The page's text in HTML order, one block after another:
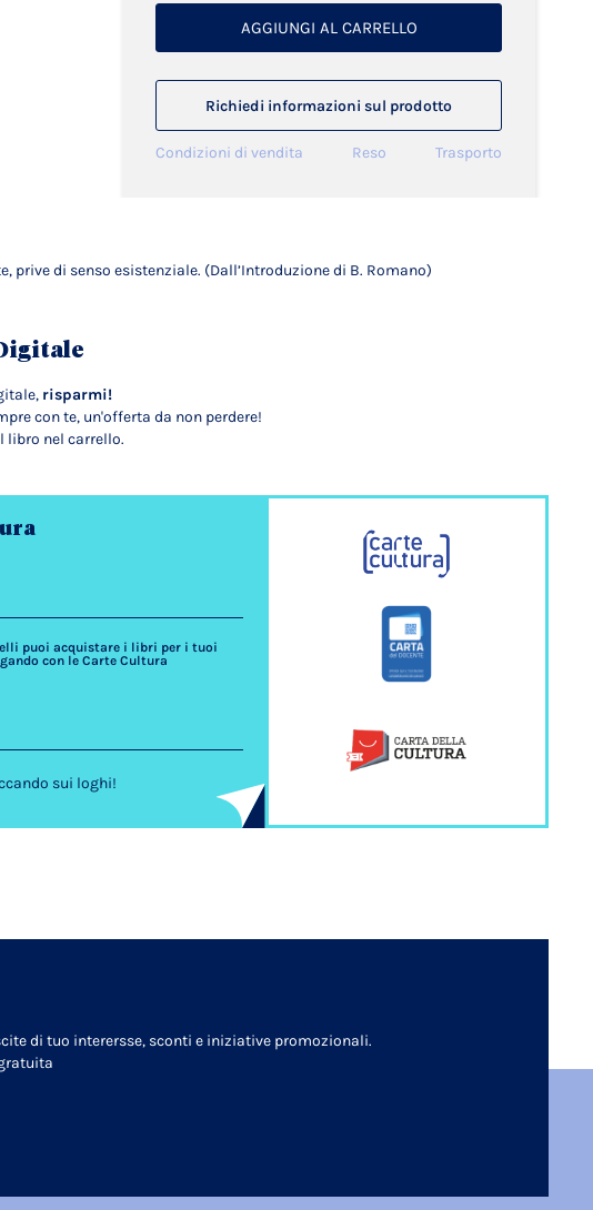
AGGIUNGI AL CARRELLO
Richiedi informazioni sul prodotto
Condizioni di vendita Reso Trasporto
di senso esistenziale. (Dall’Introduzione di B. Romano)
risparmi!
con te, un'offerta da non perdere!
libro nel carrello.
puoi acquistare i libri per i tuoi
con le Carte Cultura
sui loghi!
di tuo interersse, sconti e iniziative promozionali.